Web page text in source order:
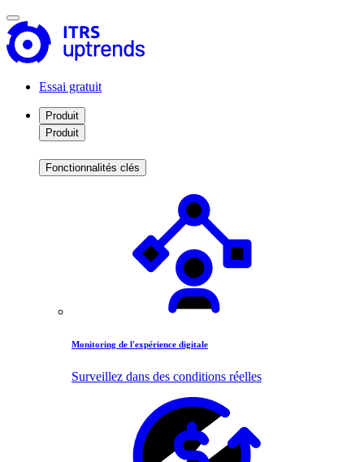
Essai gratuit
Produit
Produit
Fonctionnalités clés
Monitoring de l'expérience digitale
Surveillez dans des conditions réelles